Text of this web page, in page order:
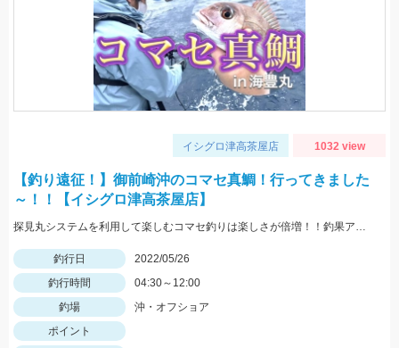
イシグロ津高茶屋店 1032 view
【釣り遠征！】御前崎沖のコマセ真鯛！行ってきました
～！！【イシグロ津高茶屋店】
探見丸システムを利用して楽しむコマセ釣りは楽しさが倍増！！釣果アップの秘訣も！！
釣行日
2022/05/26
釣行時間
04:30～12:00
釣場
沖・オフショア
ポイント